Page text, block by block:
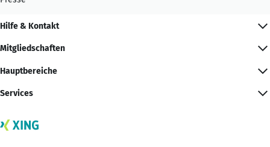
Hilfe & Kontakt
Mitgliedschaften
Hauptbereiche
Services